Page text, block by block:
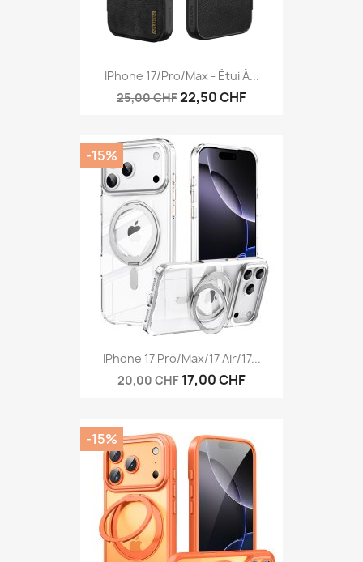
IPhone 17/Pro/Max - Étui À...
25,00 CHF22,50 CHF
IPhone 17 Pro/Max/17 Air/17...
20,00 CHF 17,00 CHF
-15%
-15%